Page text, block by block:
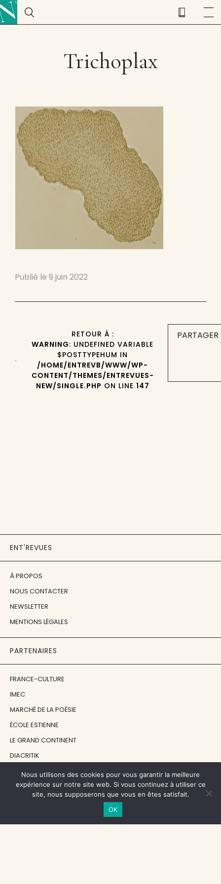
Trichoplax
Publié le 9 juin 2022
RETOUR À :
WARNING: UNDEFINED VARIABLE
$POSTTYPEHUM IN
/HOME/ENTREVB/WWW/WP-
CONTENT/THEMES/ENTREVUES-
NEW/SINGLE.PHP ON LINE 147
ENT'REVUES
À PROPOS
NOUS CONTACTER
NEWSLETTER
MENTIONS LÉGALES
PARTENAIRES
FRANCE-CULTURE
IMEC
MARCHÉ DE LA POÉSIE
ÉCOLE ESTIENNE
LE GRAND CONTINENT
DIACRITIK
EN ATTENDANT NADEAU
NOS SOUTIENS
Nous utilisons des cookies pour vous garantir la meilleure
expérience sur notre site web. Si vous continuez à utiliser ce
site, nous supposerons que vous en êtes satisfait.
OK